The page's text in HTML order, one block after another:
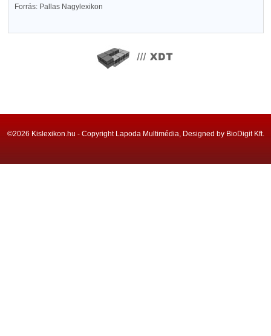
Forrás: Pallas Nagylexikon
©2026 Kislexikon.hu - Copyright Lapoda Multimédia, Designed by BioDigit Kft.